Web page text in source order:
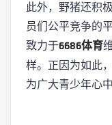
此外，野猪还积
员们公平竞争的
致力于6686体育
样。正因为如此
为广大青少年心